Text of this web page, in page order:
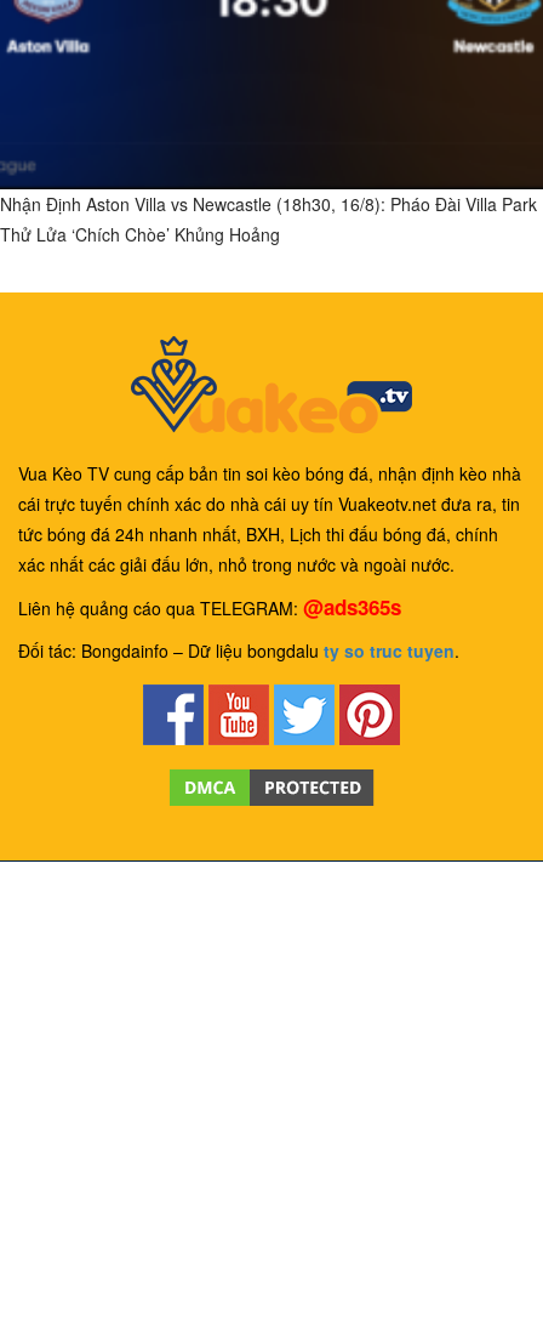
Nhận Định Aston Villa vs Newcastle (18h30, 16/8): Pháo Đài Villa Park
Thử Lửa ‘Chích Chòe’ Khủng Hoảng
Vua Kèo TV cung cấp bản tin soi kèo bóng đá, nhận định kèo nhà
cái trực tuyến chính xác do nhà cái uy tín Vuakeotv.net đưa ra, tin
tức bóng đá 24h nhanh nhất, BXH, Lịch thi đấu bóng đá, chính
xác nhất các giải đấu lớn, nhỏ trong nước và ngoài nước.
Liên hệ quảng cáo qua TELEGRAM: @ads365s
Đối tác: Bongdainfo – Dữ liệu bongdalu ty so truc tuyen.